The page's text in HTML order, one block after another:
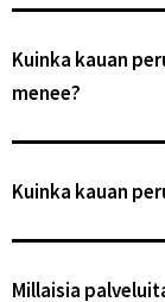
Kuinka kauan
menee?
Kuinka kauan
Millaisia